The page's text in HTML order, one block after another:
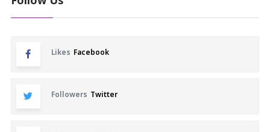
Likes Facebook
Followers Twitter